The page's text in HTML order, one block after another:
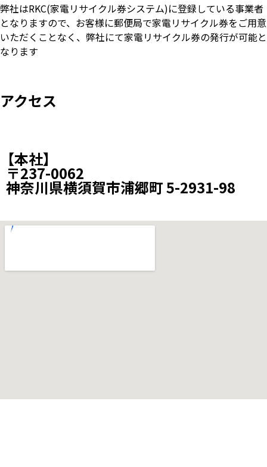
弊社はRKC(家電リサイクル券システム)に登録している事業者
となりますので、お客様に郵便局で家電リサイクル券をご用意
いただくことなく、弊社にて家電リサイクル券の発行が可能と
なります
アクセス
【本社】
〒237-0062
神奈川県横須賀市浦郷町 5-2931-98